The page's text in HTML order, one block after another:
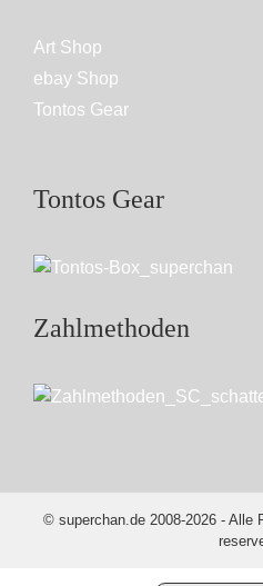
Art Shop
ebay Shop
Tontos Gear
Tontos Gear
Zahlmethoden
© superchan.de 2008-2026 - Alle